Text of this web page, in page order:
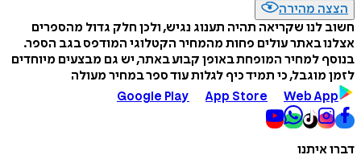
הצצה מהירה
חשוב לנו שקריאה תהיה תענוג נגיש, ולכן חלק גדול מהספרים
אצלנו באתר עולים פחות מהמחיר הקטלוגי המודפס בגב הספר.
בנוסף למחיר המופחת באופן קבוע באתר, יש גם מבצעים מיוחדים
לזמן מוגבל, כי תמיד כיף לגלות עוד ספר במחיר מעולה
Google Play
App Store Web App
דברו איתנו